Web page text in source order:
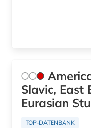
Slavic, East
Eurasian
TOP-DATENBANK